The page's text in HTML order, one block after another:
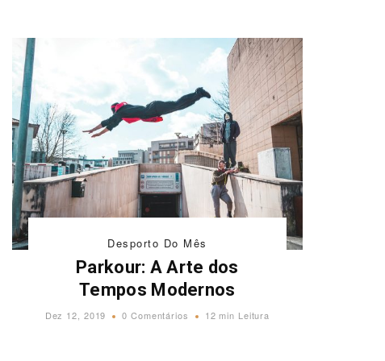
Desporto Do Mês
Parkour: A Arte dos
Tempos Modernos
Dez 12, 2019 0 Comentários 12 min Leitura